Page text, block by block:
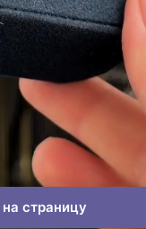
страницу